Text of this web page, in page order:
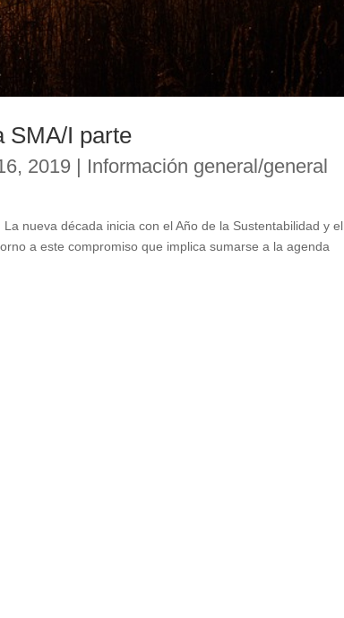
SMA/I parte
2019 | Información general/general
nueva década inicia con el Año de la Sustentabilidad y el
a este compromiso que implica sumarse a la agenda